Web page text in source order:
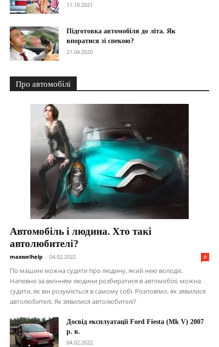
11.10.2021
Підготовка автомобіля до літа. Як
впоратися зі спекою?
21.04.2020
Про автомобілі
Автомобіль і людина. Хто такі
автолюбителі?
maxwelhelp - 04.02.2022 0
По машині можна судити про людину, який нею володіє.
Напевно за вмінням людини розбиратися в автомобілі, можна
судити, як він розуміється в самому собі. Розповімо, як зявилися
автолюбителі. Як зявилися автолюбителі?
Досвід експлуатації Ford Fiesta (Mk V) 2007
р. в.
04.02.2022